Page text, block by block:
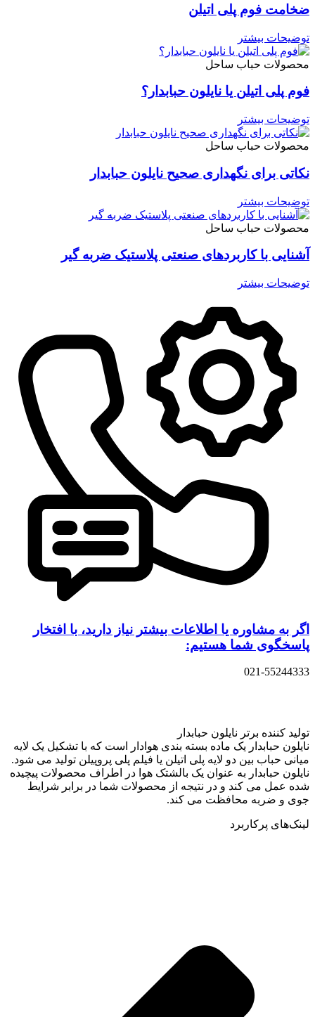
ضخامت فوم پلی اتیلن
توضیحات بیشتر
محصولات حباب ساحل
فوم پلی اتیلن یا نایلون حبابدار؟
توضیحات بیشتر
محصولات حباب ساحل
نکاتی برای نگهداری صحیح نایلون حبابدار
توضیحات بیشتر
محصولات حباب ساحل
آشنایی با کاربردهای صنعتی پلاستیک ضربه گیر
توضیحات بیشتر
اگر به مشاوره یا اطلاعات بیشتر نیاز دارید، با افتخار
پاسخگوی شما هستیم:
021-55244333
تولید کننده برتر نایلون حبابدار
نایلون حبابدار یک ماده بسته بندی هوادار است که با تشکیل یک لایه
میانی حباب بین دو لایه پلی اتیلن یا فیلم پلی پروپیلن تولید می شود.
نایلون حبابدار به عنوان یک بالشتک هوا در اطراف محصولات پیچیده
شده عمل می کند و در نتیجه از محصولات شما در برابر شرایط
جوی و ضربه محافظت می کند.
لینک‌های پرکاربرد